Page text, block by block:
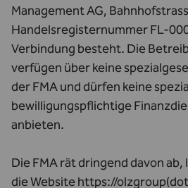
Management AG,
Handelsregisternummer FL-
Verbindung besteht. Die
verfügen über keine
der FMA und dürfen keine
bewilligungspflichtige
anbieten.
Die FMA rät dringend davon
die Website https://